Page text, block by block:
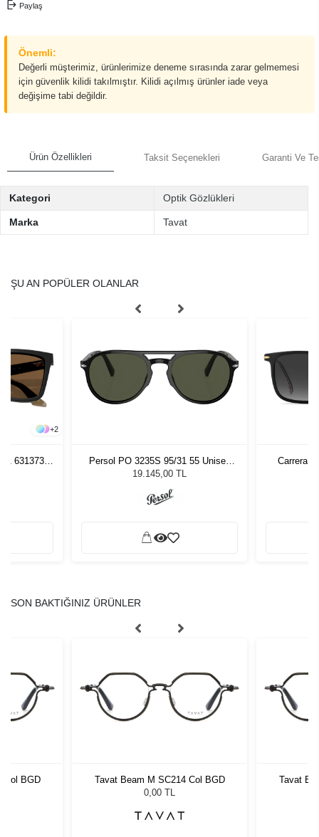
Paylaş
Önemli:
Değerli müşterimiz, ürünlerimize deneme sırasında zarar gelmemesi
için güvenlik kilidi takılmıştır. Kilidi açılmış ürünler iade veya
değişime tabi değildir.
Ürün Özellikleri Taksit Seçenekleri Garanti Ve
Kategori Optik Gözlükleri
Marka Tavat
ŞU AN POPÜLER OLANLAR
+2
631373
Persol PO 3235S 95/31 55 Unisex
Güneş Gözlüğü
19.145,00 TL
Carrera
SON BAKTIĞINIZ ÜRÜNLER
Col BGD
Tavat Beam M SC214 Col BGD
0,00 TL
Tavat